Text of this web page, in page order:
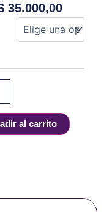
35.000,00
al carrito